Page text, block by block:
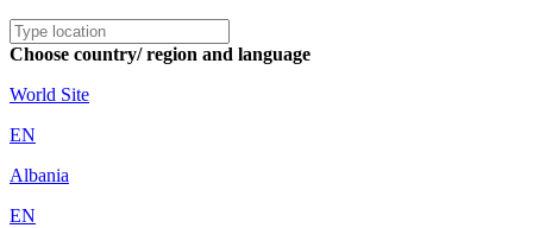
Choose country/ region and language
World Site
EN
Albania
EN